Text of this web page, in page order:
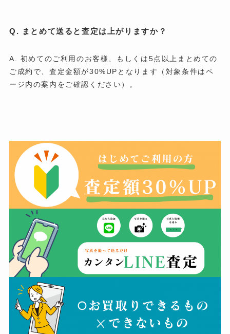
Q. まとめて送ると査定は上がりますか？
A. 初めてのご利用のお客様、もしくは5点以上まとめての
ご成約で、査定金額が30%UPとなります（対象条件はペ
ージ内の案内をご確認ください）。